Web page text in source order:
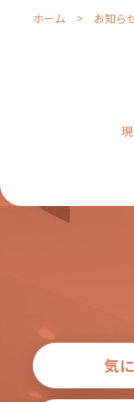
ホーム > お知ら
気